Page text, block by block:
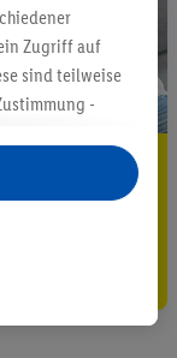
Zugriff auf
sind teilweise
-
TCF
werden